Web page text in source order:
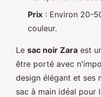
Prix : Environ 20-
couleur.
Le sac noir Zara est
être porté avec
design élégant et ses
sac à main idéal pour